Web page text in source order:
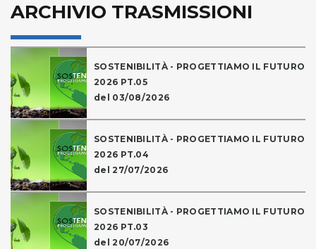
ARCHIVIO TRASMISSIONI
SOSTENIBILITÀ - PROGETTIAMO IL FUTURO
2026 PT.05
del 03/08/2026
SOSTENIBILITÀ - PROGETTIAMO IL FUTURO
2026 PT.04
del 27/07/2026
SOSTENIBILITÀ - PROGETTIAMO IL FUTURO
2026 PT.03
del 20/07/2026